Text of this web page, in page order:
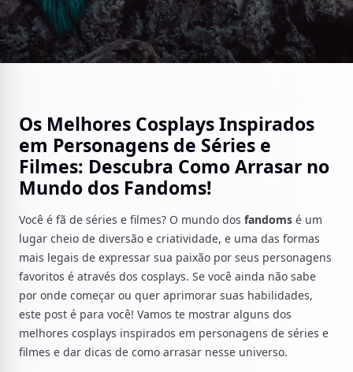
Os Melhores Cosplays Inspirados
em Personagens de Séries e
Filmes: Descubra Como Arrasar no
Mundo dos Fandoms!
Você é fã de séries e filmes? O mundo dos fandoms é um
lugar cheio de diversão e criatividade, e uma das formas
mais legais de expressar sua paixão por seus personagens
favoritos é através dos cosplays. Se você ainda não sabe
por onde começar ou quer aprimorar suas habilidades,
este post é para você! Vamos te mostrar alguns dos
melhores cosplays inspirados em personagens de séries e
filmes e dar dicas de como arrasar nesse universo.